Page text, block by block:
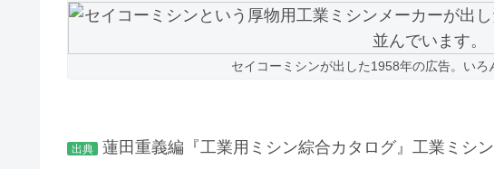
セイコーミシンが出した1958年の広告。いろ
出典 蓮田重義編『工業用ミシン綜合カタログ』工業ミシ